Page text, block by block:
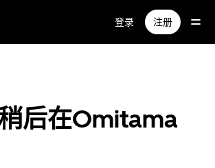
登录 注册
后在Omitama